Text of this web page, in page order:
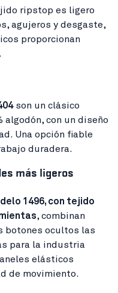
ripstop es ligero
agujeros y desgaste,
proporcionan
son un clásico
algodón, con un diseño
Una opción fiable
duradera.
más ligeros
1496, con tejido
, combinan
botones ocultos las
para la industria
elásticos
de movimiento.